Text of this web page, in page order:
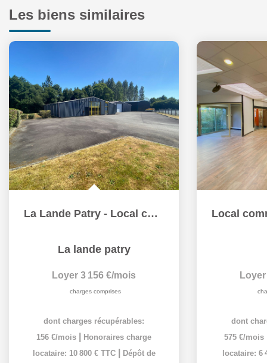
Les biens similaires
La Lande Patry - Local commercial
La lande patry
Loyer 3 156 €/mois
charges comprises
dont charges récupérables:
156 €/mois
Honoraires charge
locataire: 10 800 € TTC
Dépôt de
dont
575 €/mois
locataire: 6